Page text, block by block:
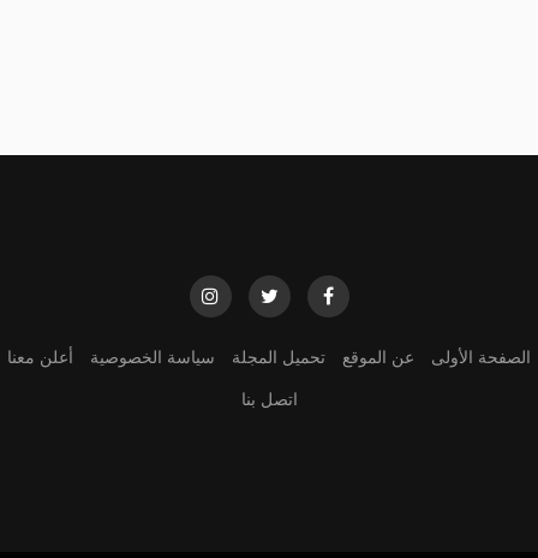
الصفحة الأولى عن الموقع تحميل المجلة سياسة الخصوصية أعلن معنا
اتصل بنا